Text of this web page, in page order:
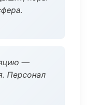
—
Персонал